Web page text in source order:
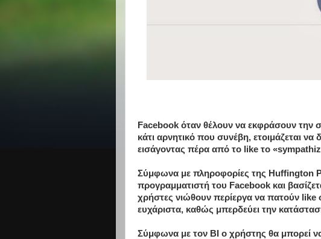
Facebook όταν θέλουν να εκφράσουν την
κάτι αρνητικό που συνέβη, ετοιμάζεται
εισάγοντας πέρα από το like το
Σύμφωνα με πληροφορίες της Huffington
προγραμματιστή του Facebook και
χρήστες νιώθουν περίεργα να πατούν like
ευχάριστα, καθώς μπερδεύει την
Σύμφωνα με τον BI ο χρήστης θα μπορεί